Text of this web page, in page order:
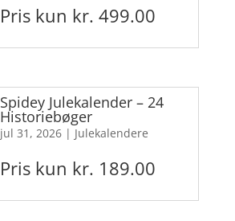
Pris kun kr. 499.00
Spidey Julekalender – 24
Historiebøger
jul 31, 2026| Julekalendere
Pris kun kr. 189.00